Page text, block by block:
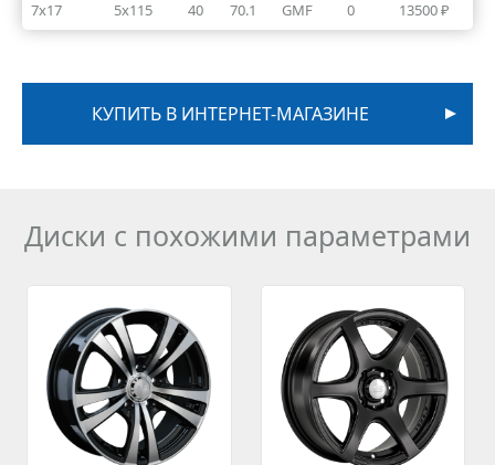
7x17 5x115 40 70.1 GMF 0 13500 ₽
КУПИТЬ В ИНТЕРНЕТ-МАГАЗИНЕ
Диски с похожими параметрами